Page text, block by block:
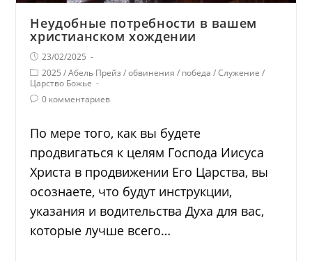
Неудобные потребности в вашем
христианском хождении
23/02/2025
2025 / Абель Прейз / обвинения / победа / Служение /
Царство Божье
0 комментариев
По мере того, как вы будете
продвигаться к целям Господа Иисуса
Христа в продвижении Его Царства, вы
осознаете, что будут инструкции,
указания и водительства Духа для вас,
которые лучше всего…